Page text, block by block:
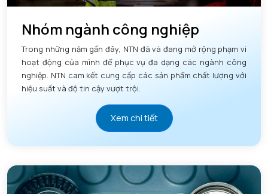
Nhóm ngành công nghiệp
Trong những năm gần đây, NTN đã và đang mở rộng phạm vi
hoạt động của mình để phục vụ đa dạng các ngành công
nghiệp. NTN cam kết cung cấp các sản phẩm chất lượng với
hiệu suất và độ tin cậy vượt trội.
Xem chi tiết